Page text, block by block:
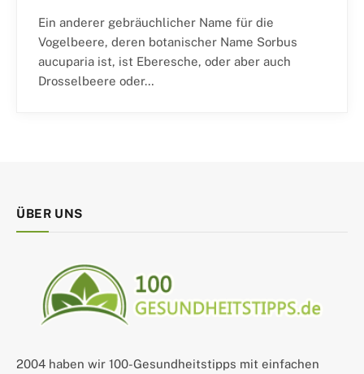
Ein anderer gebräuchlicher Name für die
Vogelbeere, deren botanischer Name Sorbus
aucuparia ist, ist Eberesche, oder aber auch
Drosselbeere oder…
ÜBER UNS
2004 haben wir 100-Gesundheitstipps mit einfachen